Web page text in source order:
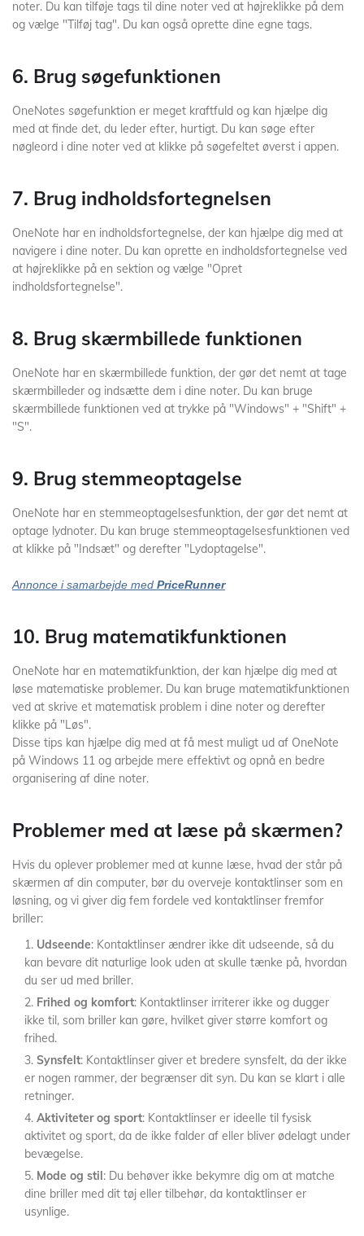
noter. Du kan tilføje tags til dine noter ved at højreklikke på dem
og vælge "Tilføj tag". Du kan også oprette dine egne tags.
6. Brug søgefunktionen
OneNotes søgefunktion er meget kraftfuld og kan hjælpe dig
med at finde det, du leder efter, hurtigt. Du kan søge efter
nøgleord i dine noter ved at klikke på søgefeltet øverst i appen.
7. Brug indholdsfortegnelsen
OneNote har en indholdsfortegnelse, der kan hjælpe dig med at
navigere i dine noter. Du kan oprette en indholdsfortegnelse ved
at højreklikke på en sektion og vælge "Opret
indholdsfortegnelse".
8. Brug skærmbillede funktionen
OneNote har en skærmbillede funktion, der gør det nemt at tage
skærmbilleder og indsætte dem i dine noter. Du kan bruge
skærmbillede funktionen ved at trykke på "Windows" + "Shift" +
"S".
9. Brug stemmeoptagelse
OneNote har en stemmeoptagelsesfunktion, der gør det nemt at
optage lydnoter. Du kan bruge stemmeoptagelsesfunktionen ved
at klikke på "Indsæt" og derefter "Lydoptagelse".
Annonce i samarbejde med PriceRunner
10. Brug matematikfunktionen
OneNote har en matematikfunktion, der kan hjælpe dig med at
løse matematiske problemer. Du kan bruge matematikfunktionen
ved at skrive et matematisk problem i dine noter og derefter
klikke på "Løs".
Disse tips kan hjælpe dig med at få mest muligt ud af OneNote
på Windows 11 og arbejde mere effektivt og opnå en bedre
organisering af dine noter.
Problemer med at læse på skærmen?
Hvis du oplever problemer med at kunne læse, hvad der står på
skærmen af din computer, bør du overveje kontaktlinser som en
løsning, og vi giver dig fem fordele ved kontaktlinser fremfor
briller:
Udseende: Kontaktlinser ændrer ikke dit udseende, så du
kan bevare dit naturlige look uden at skulle tænke på, hvordan
du ser ud med briller.
Frihed og komfort: Kontaktlinser irriterer ikke og dugger
ikke til, som briller kan gøre, hvilket giver større komfort og
frihed.
Synsfelt: Kontaktlinser giver et bredere synsfelt, da der ikke
er nogen rammer, der begrænser dit syn. Du kan se klart i alle
retninger.
Aktiviteter og sport: Kontaktlinser er ideelle til fysisk
aktivitet og sport, da de ikke falder af eller bliver ødelagt under
bevægelse.
Mode og stil: Du behøver ikke bekymre dig om at matche
dine briller med dit tøj eller tilbehør, da kontaktlinser er
usynlige.